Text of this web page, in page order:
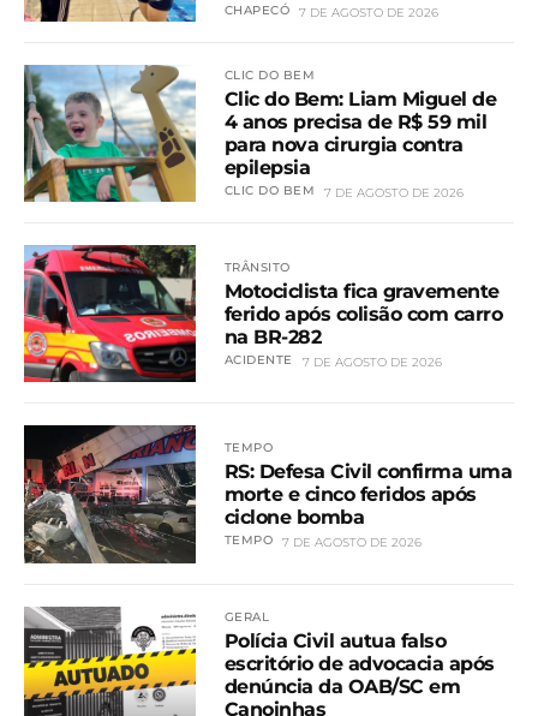
CHAPECÓ 7 DE AGOSTO DE 2026
CLIC DO BEM
Clic do Bem: Liam Miguel de
4 anos precisa de R$ 59 mil
para nova cirurgia contra
epilepsia
CLIC DO BEM 7 DE AGOSTO DE 2026
TRÂNSITO
Motociclista fica gravemente
ferido após colisão com carro
na BR-282
ACIDENTE 7 DE AGOSTO DE 2026
TEMPO
RS: Defesa Civil confirma uma
morte e cinco feridos após
ciclone bomba
TEMPO 7 DE AGOSTO DE 2026
GERAL
Polícia Civil autua falso
escritório de advocacia após
denúncia da OAB/SC em
Canoinhas